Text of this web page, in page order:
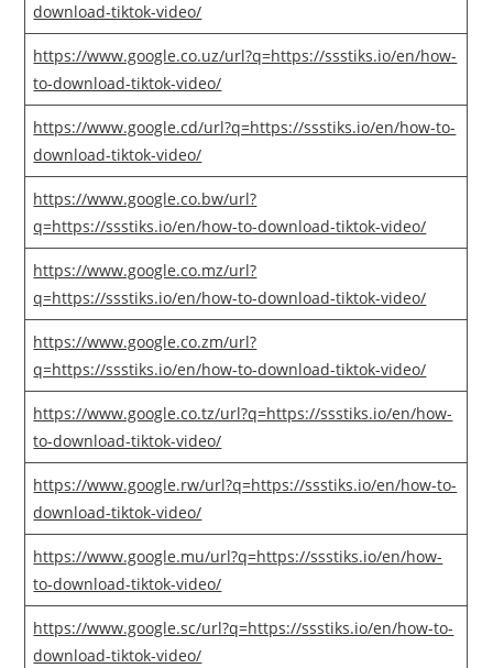
download-tiktok-video/
https://www.google.co.uz/url?q=https://ssstiks.io/en/how-
to-download-tiktok-video/
https://www.google.cd/url?q=https://ssstiks.io/en/how-to-
download-tiktok-video/
https://www.google.co.bw/url?
q=https://ssstiks.io/en/how-to-download-tiktok-video/
https://www.google.co.mz/url?
q=https://ssstiks.io/en/how-to-download-tiktok-video/
https://www.google.co.zm/url?
q=https://ssstiks.io/en/how-to-download-tiktok-video/
https://www.google.co.tz/url?q=https://ssstiks.io/en/how-
to-download-tiktok-video/
https://www.google.rw/url?q=https://ssstiks.io/en/how-to-
download-tiktok-video/
https://www.google.mu/url?q=https://ssstiks.io/en/how-
to-download-tiktok-video/
https://www.google.sc/url?q=https://ssstiks.io/en/how-to-
download-tiktok-video/